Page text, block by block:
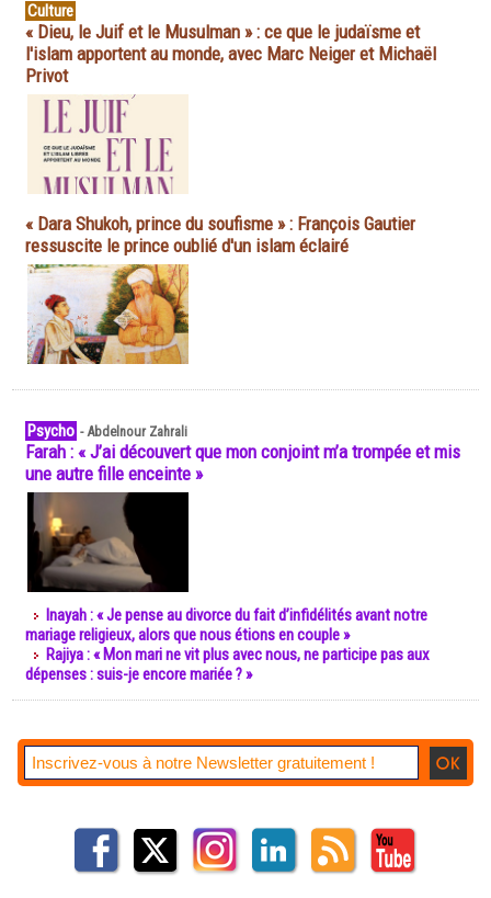
Culture
« Dieu, le Juif et le Musulman » : ce que le judaïsme et
l'islam apportent au monde, avec Marc Neiger et Michaël
Privot
« Dara Shukoh, prince du soufisme » : François Gautier
ressuscite le prince oublié d'un islam éclairé
Psycho -Abdelnour Zahrali
Farah : « J’ai découvert que mon conjoint m’a trompée et mis
une autre fille enceinte »
Inayah : « Je pense au divorce du fait d’infidélités avant notre
mariage religieux, alors que nous étions en couple »
Rajiya : « Mon mari ne vit plus avec nous, ne participe pas aux
dépenses : suis-je encore mariée ? »